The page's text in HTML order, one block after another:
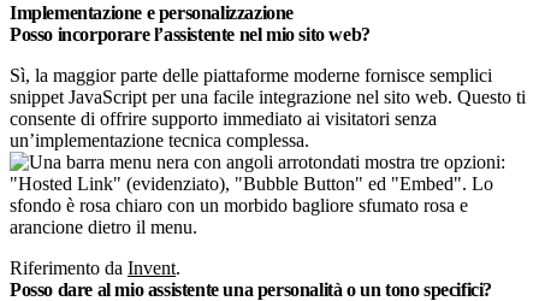
Implementazione e personalizzazione
Posso incorporare l’assistente nel mio sito web?
Sì, la maggior parte delle piattaforme moderne fornisce semplici
snippet JavaScript per una facile integrazione nel sito web. Questo ti
consente di offrire supporto immediato ai visitatori senza
un’implementazione tecnica complessa.
Riferimento da Invent.
Posso dare al mio assistente una personalità o un tono specifici?